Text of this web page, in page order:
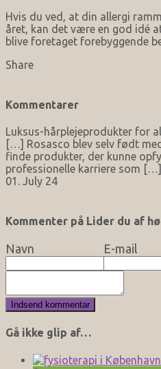
Hvis du ved, at din allergi
året, kan det være en god idé
blive foretaget forebyggende
Share
Kommentarer
Luksus-hårplejeprodukter for
[…] Rosasco blev selv født
finde produkter, der kunne
professionelle karriere som […]
01. July 24
Kommenter på Lider du af
Navn E-mail
Gå ikke glip af…